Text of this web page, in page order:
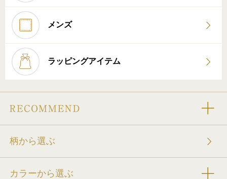
メンズ
ラッピングアイテム
柄から選ぶ
カラーから選ぶ